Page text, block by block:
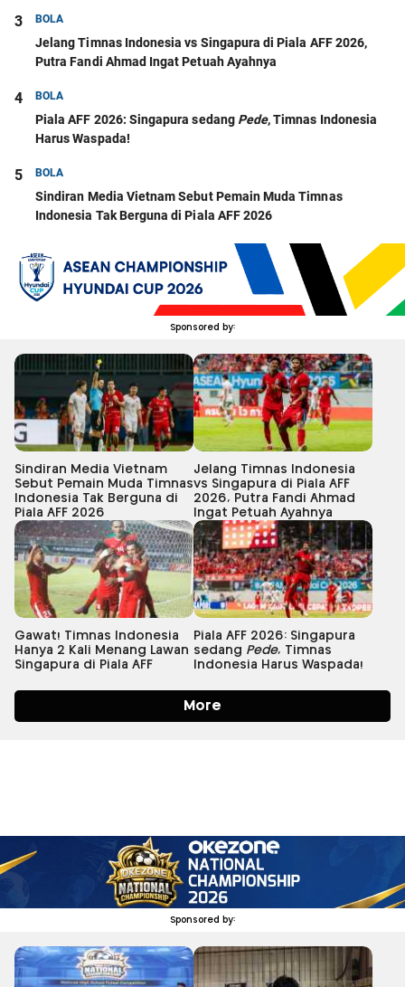
3 BOLA
Jelang Timnas Indonesia vs Singapura di Piala AFF 2026,
Putra Fandi Ahmad Ingat Petuah Ayahnya
4 BOLA
Piala AFF 2026: Singapura sedang Pede, Timnas Indonesia
Harus Waspada!
5 BOLA
Sindiran Media Vietnam Sebut Pemain Muda Timnas
Indonesia Tak Berguna di Piala AFF 2026